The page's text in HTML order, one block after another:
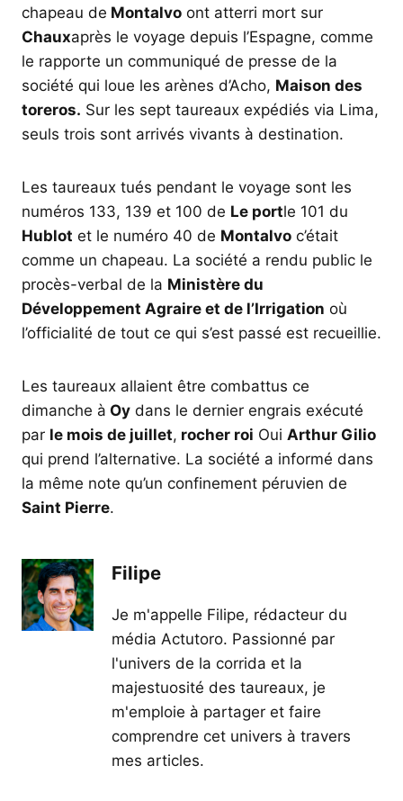
chapeau de Montalvo ont atterri mort sur
Chauxaprès le voyage depuis l’Espagne, comme
le rapporte un communiqué de presse de la
société qui loue les arènes d’Acho, Maison des
toreros. Sur les sept taureaux expédiés via Lima,
seuls trois sont arrivés vivants à destination.
Les taureaux tués pendant le voyage sont les
numéros 133, 139 et 100 de Le portle 101 du
Hublot et le numéro 40 de Montalvo c’était
comme un chapeau. La société a rendu public le
procès-verbal de la Ministère du
Développement Agraire et de l’Irrigation où
l’officialité de tout ce qui s’est passé est recueillie.
Les taureaux allaient être combattus ce
dimanche à Oy dans le dernier engrais exécuté
par le mois de juillet, rocher roi Oui Arthur Gilio
qui prend l’alternative. La société a informé dans
la même note qu’un confinement péruvien de
Saint Pierre.
Filipe
Je m'appelle Filipe, rédacteur du
média Actutoro. Passionné par
l'univers de la corrida et la
majestuosité des taureaux, je
m'emploie à partager et faire
comprendre cet univers à travers
mes articles.